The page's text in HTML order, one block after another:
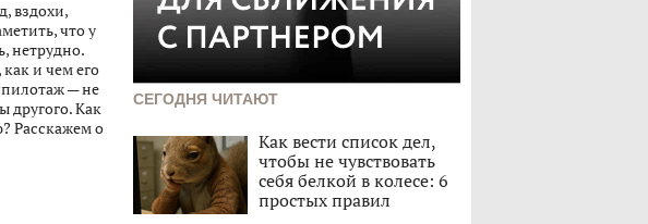
вздохи,
что у
нетрудно.
как и чем его
— не
другого. Как
Расскажем о
СЕГОДНЯ ЧИТАЮТ
Как вести список дел,
чтобы не чувствовать
себя белкой в колесе: 6
простых правил